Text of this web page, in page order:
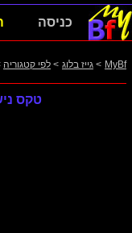
כניסה
MyBf
> גייז בלוג > לפי קטגוריה
טקס